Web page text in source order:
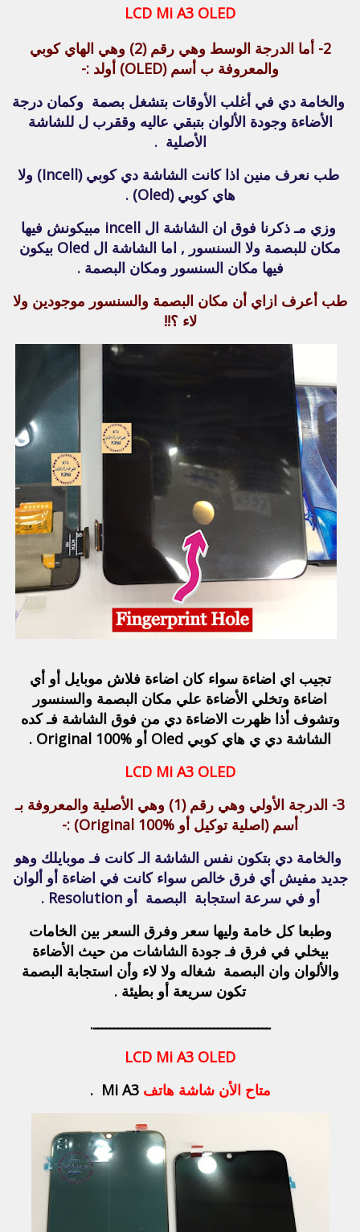
LCD Mi A3 OLED
2- أما الدرجة الوسط وهي
رقم (2) وهي الهاي كوبي
والمعروفة ب أسم (OLED)
أولد :-
والخامة دي في أغلب الأوقات بتشغل بصمة وكمان درجة
الأضاءة وجودة الألوان بتبقي عاليه وققرب ل للشاشة
الأصلية .
طب نعرف منين اذا كانت الشاشة دي كوبي (Incell) ولا
هاي كوبي (Oled) .
وزي مـ ذكرنا فوق ان الشاشة ال incell مبيكونش فيها
مكان للبصمة ولا السنسور , اما الشاشة ال Oled بيكون
فيها مكان السنسور ومكان البصمة .
طب أعرف ازاي أن مكان البصمة والسنسور موجودين ولا
لاء ؟!!
تجيب اي اضاءة سواء كان اضاءة فلاش موبايل أو أي
اضاءة وتخلي الأضاءة علي مكان البصمة والسنسور
وتشوف أذا ظهرت الاضاءة دي من فوق الشاشة فـ كده
الشاشة دي ي هاي كوبي Oled أو Original 100% .
LCD Mi A3 OLED
3- الدرجة الأولي وهي
رقم (1) وهي الأصلية والمعروفة بـ
أسم (اصلية توكيل أو Original 100%) :-
والخامة دي بتكون نفس الشاشة الـ كانت فـ موبايلك وهو
جديد مفيش أي فرق خالص سواء كانت في اضاءة أو ألوان
أو في سرعة استجابة البصمة أو Resolution .
وطبعا كل خامة وليها سعر وفرق السعر بين الخامات
بيخلي في فرق فـ جودة الشاشات من حيث الأضاءة
والألوان وان البصمة شغاله ولا لاء وأن استجابة البصمة
تكون سريعة أو بطيئة .
ــــــــــــــــــــــــــــــــــــــــــــ.
LCD Mi A3 OLED
متاح الأن شاشة هاتف Mi A3 .